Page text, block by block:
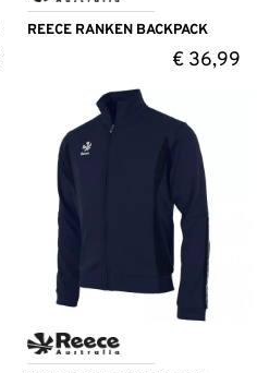
REECE RANKEN BACKPACK
€ 36,99